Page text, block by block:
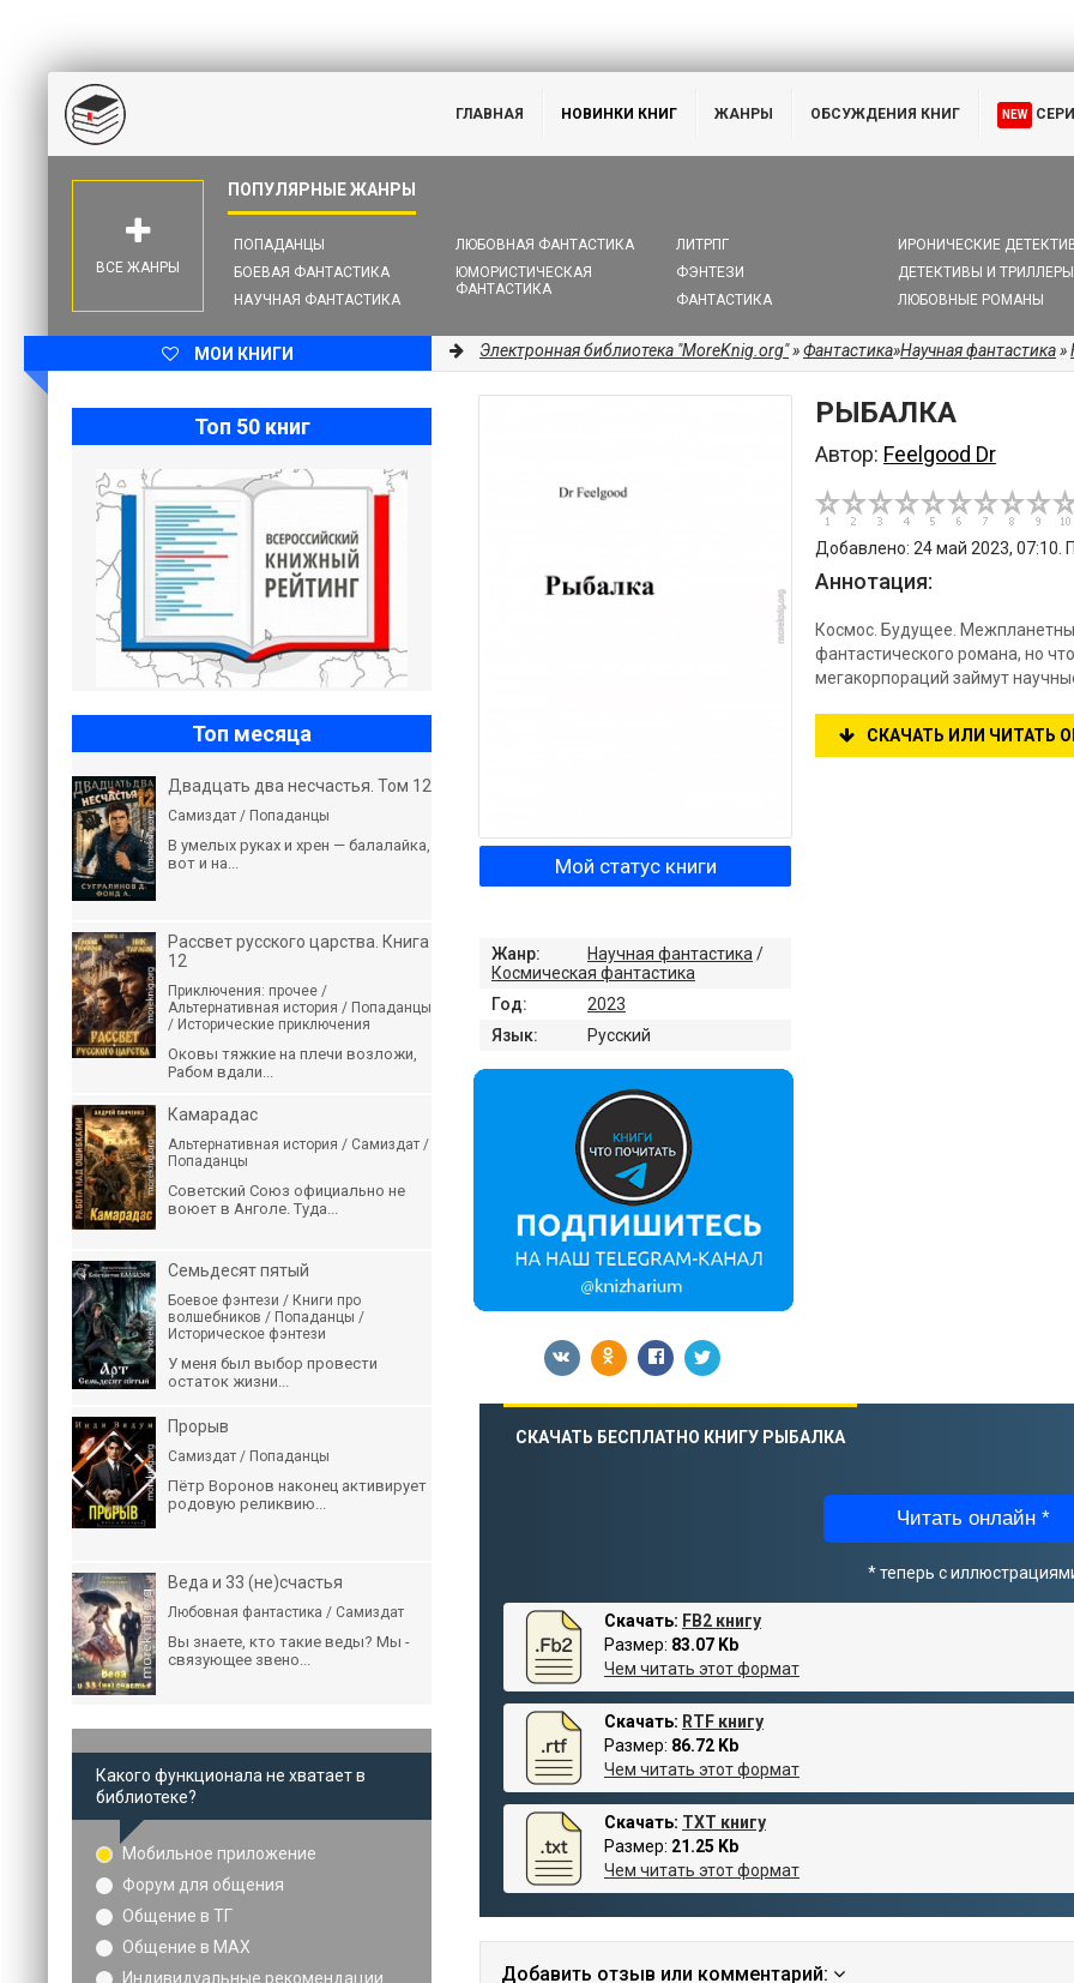
ГЛАВНАЯ НОВИНКИ КНИГ ЖАНРЫ ОБСУЖДЕНИЯ КНИГ NEW
ПОПАДАНЦЫ
БОЕВАЯ ФАНТАСТИКА
НАУЧНАЯ ФАНТАСТИКА
ЛЮБОВНАЯ ФАНТАСТИКА
ЮМОРИСТИЧЕСКАЯ
ФАНТАСТИКА
ЛИТРПГ
ФЭНТЕЗИ
ФАНТАСТИКА
ИРОНИЧЕСКИЕ
ДЕТЕКТИВЫ И ТРИЛЛЕРЫ
ЛЮБОВНЫЕ РОМАНЫ
ВСЕ ЖАНРЫ
МОИ КНИГИ Электронная библиотека "MoreKnig.org"»Фантастика»Научная фантастика»
РЫБАЛКА
Автор: Feelgood Dr
Добавлено: 24 май 2023, 07:10.
Аннотация:
Космос. Будущее.
фантастического романа, но
мегакорпораций займут
СКАЧАТЬ ИЛИ ЧИТАТЬ
Мой статус книги
Жанр: Научная фантастика /
Космическая фантастика
Год:
2023
Язык:
Русский
СКАЧАТЬ БЕСПЛАТНО КНИГУ РЫБАЛКА
Читать онлайн *
* теперь с
Скачать: FB2 книгу
Размер: 83.07 Kb
Чем читать этот формат
Скачать: RTF книгу
Размер: 86.72 Kb
Чем читать этот формат
Скачать: TXT книгу
Размер: 21.25 Kb
Чем читать этот формат
Добавить отзыв или комментарий:
Топ 50 книг
Топ месяца
Двадцать два несчастья. Том 12
Самиздат / Попаданцы
В умелых руках и хрен — балалайка,
вот и на...
Рассвет русского царства. Книга
12
Приключения: прочее /
Альтернативная история / Попаданцы
/ Исторические приключения
Оковы тяжкие на плечи возложи,
Рабом вдали...
Камарадас
Альтернативная история / Самиздат /
Попаданцы
Советский Союз официально не
воюет в Анголе. Туда...
Семьдесят пятый
Боевое фэнтези / Книги про
волшебников / Попаданцы /
Историческое фэнтези
У меня был выбор провести
остаток жизни...
Прорыв
Самиздат / Попаданцы
Пётр Воронов наконец активирует
родовую реликвию...
Веда и 33 (не)счастья
Любовная фантастика / Самиздат
Вы знаете, кто такие веды? Мы -
связующее звено...
Какого функционала не хватает в
библиотеке?
Мобильное приложение
Форум для общения
Общение в ТГ
Общение в MAX
Индивидуальные рекомендации